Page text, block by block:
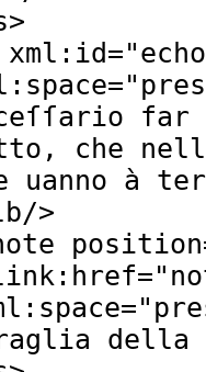
>
xml:id="
="
far
che
uanno à
/>
position
="
="